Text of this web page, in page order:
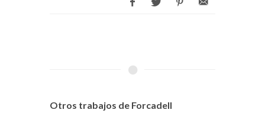
Otros trabajos de Forcadell